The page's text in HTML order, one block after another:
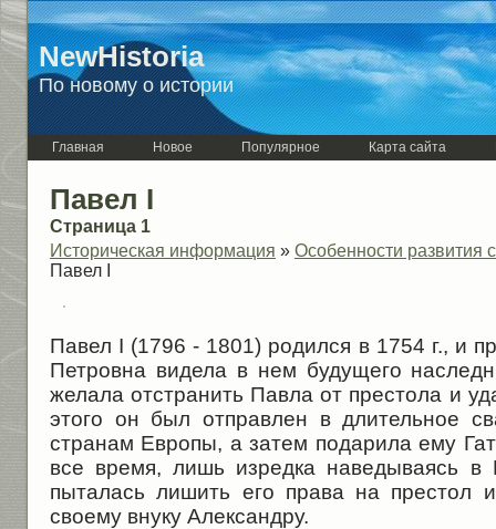
NewHistoria
По новому о истории
Главная Новое Популярное Карта сайта
Павел I
Страница 1
Историческая информация » Особенности развития
Павел I
Павел I (1796 - 1801) родился в 1754 г., и
Петровна видела в нем будущего
желала отстранить Павла от престола и
этого он был отправлен в длительное
странам Европы, а затем подарила ему
все время, лишь изредка наведываясь в
пыталась лишить его права на престол
своему внуку Александру.